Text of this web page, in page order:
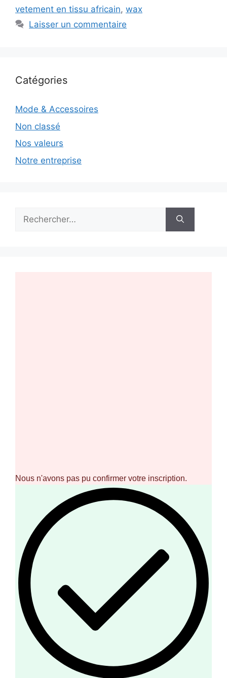
vetement en tissu africain, wax
Laisser un commentaire
Catégories
Mode & Accessoires
Non classé
Nos valeurs
Notre entreprise
Nous n'avons pas pu confirmer votre inscription.